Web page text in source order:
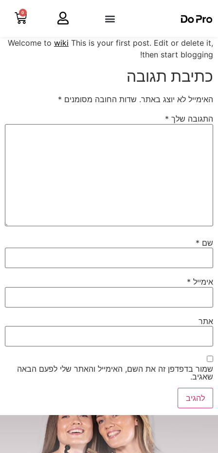
0
Welcome to wiki This is your first post. Edit or delete it,
then start blogging!
כתיבת תגובה
האימייל לא יוצג באתר. שדות החובה מסומנים *
התגובה שלך *
שם *
אימייל *
אתר
שמור בדפדפן זה את השם, האימייל והאתר שלי לפעם הבאה
שאגיב.